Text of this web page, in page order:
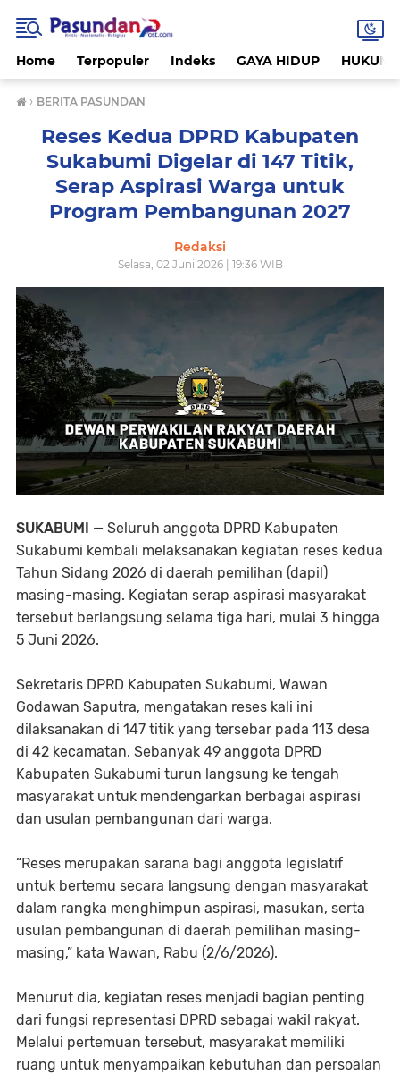
Home Terpopuler Indeks GAYA HIDUP HUKUM
› BERITA PASUNDAN
Reses Kedua DPRD Kabupaten
Sukabumi Digelar di 147 Titik,
Serap Aspirasi Warga untuk
Program Pembangunan 2027
Redaksi
Selasa, 02 Juni 2026 | 19:36 WIB
SUKABUMI — Seluruh anggota DPRD Kabupaten
Sukabumi kembali melaksanakan kegiatan reses kedua
Tahun Sidang 2026 di daerah pemilihan (dapil)
masing-masing. Kegiatan serap aspirasi masyarakat
tersebut berlangsung selama tiga hari, mulai 3 hingga
5 Juni 2026.
Sekretaris DPRD Kabupaten Sukabumi, Wawan
Godawan Saputra, mengatakan reses kali ini
dilaksanakan di 147 titik yang tersebar pada 113 desa
di 42 kecamatan. Sebanyak 49 anggota DPRD
Kabupaten Sukabumi turun langsung ke tengah
masyarakat untuk mendengarkan berbagai aspirasi
dan usulan pembangunan dari warga.
“Reses merupakan sarana bagi anggota legislatif
untuk bertemu secara langsung dengan masyarakat
dalam rangka menghimpun aspirasi, masukan, serta
usulan pembangunan di daerah pemilihan masing-
masing,” kata Wawan, Rabu (2/6/2026).
Menurut dia, kegiatan reses menjadi bagian penting
dari fungsi representasi DPRD sebagai wakil rakyat.
Melalui pertemuan tersebut, masyarakat memiliki
ruang untuk menyampaikan kebutuhan dan persoalan